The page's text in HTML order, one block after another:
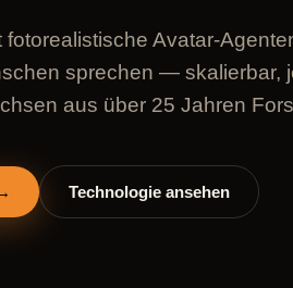
Avatar-
sprechen — skalierbar,
aus über 25 Jahren
Technologie ansehen